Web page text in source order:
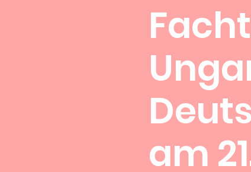
am